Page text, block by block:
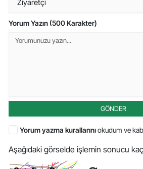
Yorum Yazın (500 Karakter)
GÖNDER
Yorum yazma kurallarınıokudum ve
Aşağıdaki görselde işlemin sonucu